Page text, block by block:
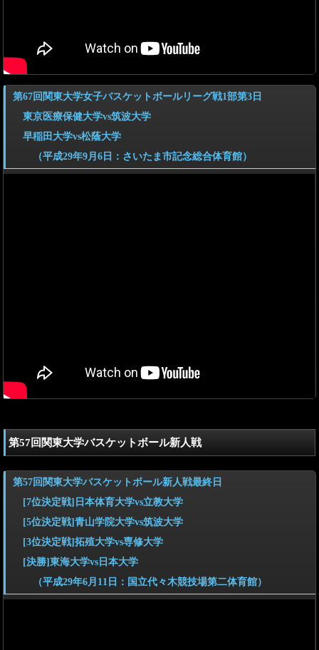
第67回関東大学女子バスケットボールリーグ戦1部第3日
東京医療保健大学vs筑波大学
早稲田大学vs松蔭大学
（平成29年9月6日：さいたま市記念総合体育館）
第57回関東大学バスケットボール新人戦
第57回関東大学バスケットボール新人戦最終日
[7位決定戦]日本体育大学vs立教大学
[5位決定戦]青山学院大学vs筑波大学
[3位決定戦]拓殖大学vs専修大学
[決勝]東海大学vs日本大学
（平成29年6月11日：国立代々木競技場第二体育館）